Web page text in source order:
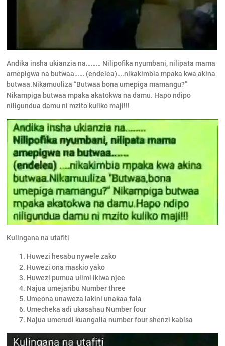
Andika insha ukianzia na……… Nilipofika nyumbani, nilipata mama
amepigwa na butwaa…… (endelea)….nikakimbia mpaka kwa akina
butwaa.Nikamuuliza “Butwaa bona umepiga mamangu?”
Nikampiga butwaa mpaka akatokwa na damu. Hapo ndipo
niligundua damu ni mzito kuliko maji!!!
Kulingana na utafiti
Huwezi hesabu nywele zako
Huwezi ona maskio yako
Huwezi pumua ulimi ikiwa njee
Najua umejaribu Number three
Umeona unaweza lakini unakaa fala
Umecheka adi ukasahau Number four
Najua umerudi kuangalia number four shenzi kabisa